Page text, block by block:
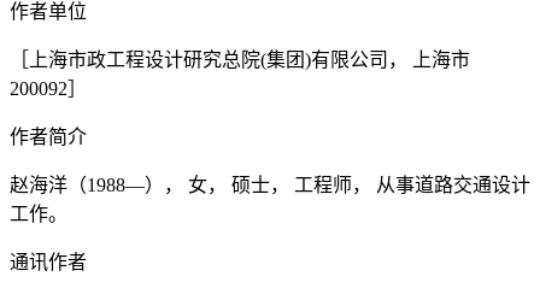
作者单位
［上海市政工程设计研究总院(集团)有限公司， 上海市
200092］
作者简介
赵海洋（1988—）， 女， 硕士， 工程师， 从事道路交通设计
工作。
通讯作者